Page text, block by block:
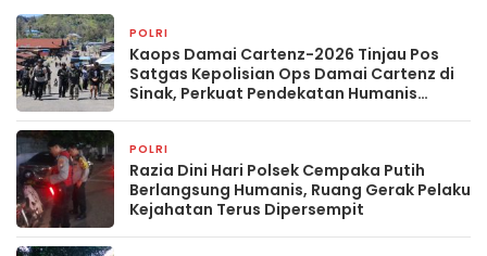
POLRI
Kaops Damai Cartenz-2026 Tinjau Pos
Satgas Kepolisian Ops Damai Cartenz di
Sinak, Perkuat Pendekatan Humanis
POLRI
Razia Dini Hari Polsek Cempaka Putih
Berlangsung Humanis, Ruang Gerak Pelaku
Kejahatan Terus Dipersempit